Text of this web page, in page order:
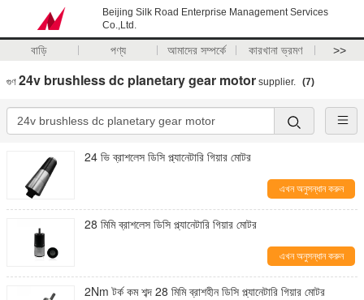
Beijing Silk Road Enterprise Management Services
Co.,Ltd.
বাড়ি পণ্য আমাদের সম্পর্কে কারখানা ভ্রমণ >>
গুণ 24v brushless dc planetary gear motor supplier. (7)
24 ভি ব্রাশলেস ডিসি প্ল্যানেটারি গিয়ার মোটর
এখন অনুসন্ধান করুন
28 মিমি ব্রাশলেস ডিসি প্ল্যানেটারি গিয়ার মোটর
এখন অনুসন্ধান করুন
2Nm টর্ক কম শব্দ 28 মিমি ব্রাশহীন ডিসি প্ল্যানেটারি গিয়ার মোটর